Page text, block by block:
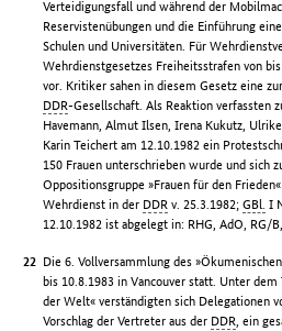
Verteidigungsfall und während der
Reservistenübungen und die Einführung
Schulen und Universitäten. Für
Wehrdienstgesetzes Freiheitsstrafen von
vor. Kritiker sahen in diesem Gesetz eine
DDR-Gesellschaft. Als Reaktion verfassten
Havemann, Almut Ilsen, Irena Kukutz,
Karin Teichert am 12.10.1982 ein
150 Frauen unterschrieben wurde und sich
Oppositionsgruppe »Frauen für den
Wehrdienst in der DDR v. 25.3.1982;GBl. I
12.10.1982 ist abgelegt in: RHG, AdO, RG/
Die 6. Vollversammlung des
bis 10.8.1983 in Vancouver statt. Unter dem
der Welt« verständigten sich Delegationen
Vorschlag der Vertreter aus der DDR, ein